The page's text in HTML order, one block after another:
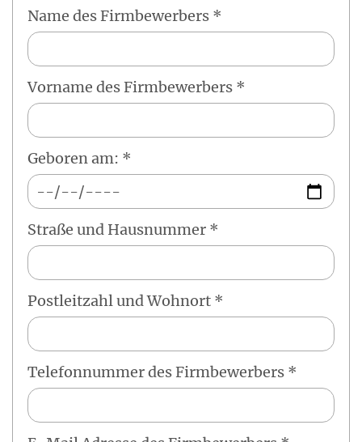
Name des Firmbewerbers *
Vorname des Firmbewerbers *
Geboren am: *
Straße und Hausnummer *
Postleitzahl und Wohnort *
Telefonnummer des Firmbewerbers *